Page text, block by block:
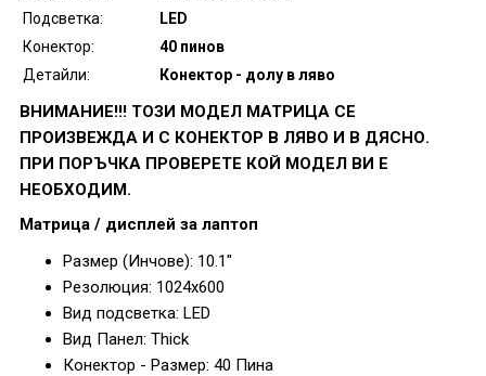
Подсветка:
LED
Конектор:
40 пинов
Детайли:
Конектор - долу в ляво
ВНИМАНИЕ!!! ТОЗИ МОДЕЛ МАТРИЦА СЕ
ПРОИЗВЕЖДА И С КОНЕКТОР В ЛЯВО И В ДЯСНО.
ПРИ ПОРЪЧКА ПРОВЕРЕТЕ КОЙ МОДЕЛ ВИ Е
НЕОБХОДИМ.
Матрица / дисплей за лаптоп
Размер (Инчове): 10.1"
Резолюция: 1024x600
Вид подсветка: LED
Вид Панел: Thick
Конектор - Размер: 40 Пина